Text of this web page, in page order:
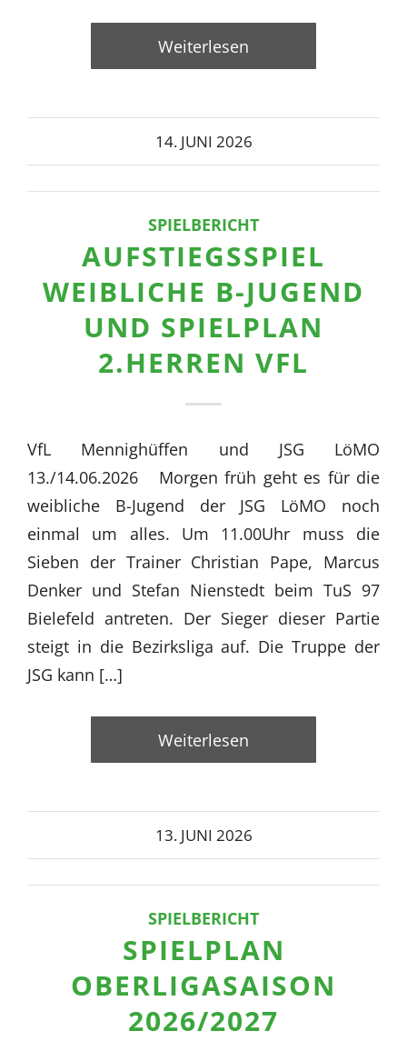
Weiterlesen
14. JUNI 2026
SPIELBERICHT
AUFSTIEGSSPIEL
WEIBLICHE B-JUGEND
UND SPIELPLAN
2.HERREN VFL
VfL Mennighüffen und JSG LöMO
13./14.06.2026 Morgen früh geht es für die
weibliche B-Jugend der JSG LöMO noch
einmal um alles. Um 11.00Uhr muss die
Sieben der Trainer Christian Pape, Marcus
Denker und Stefan Nienstedt beim TuS 97
Bielefeld antreten. Der Sieger dieser Partie
steigt in die Bezirksliga auf. Die Truppe der
JSG kann […]
Weiterlesen
13. JUNI 2026
SPIELBERICHT
SPIELPLAN
OBERLIGASAISON
2026/2027